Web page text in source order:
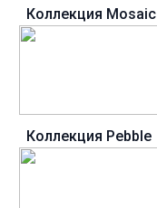
Коллекция Mosaic
Коллекция Pebble